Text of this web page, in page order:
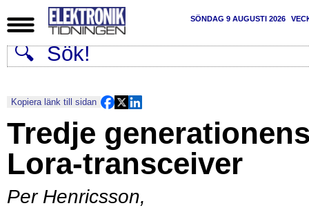
SÖNDAG 9 AUGUSTI 2026
Kopiera länk till sidan
Tredje
Lora-transceiver
Per Henricsson,